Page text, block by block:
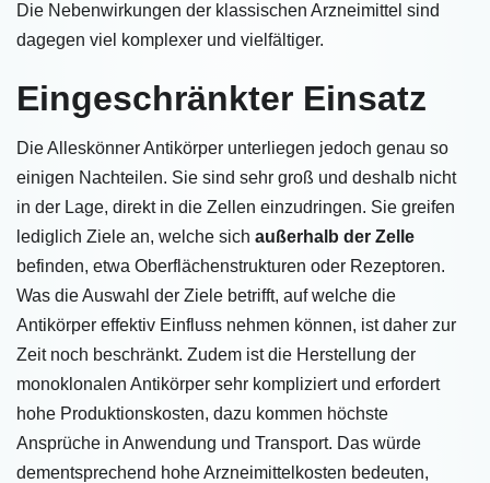
Die Nebenwirkungen der klassischen Arzneimittel sind
dagegen viel komplexer und vielfältiger.
Eingeschränkter Einsatz
Die Alleskönner Antikörper unterliegen jedoch genau so
einigen Nachteilen. Sie sind sehr groß und deshalb nicht
in der Lage, direkt in die Zellen einzudringen. Sie greifen
lediglich Ziele an, welche sich außerhalb der Zelle
befinden, etwa Oberflächenstrukturen oder Rezeptoren.
Was die Auswahl der Ziele betrifft, auf welche die
Antikörper effektiv Einfluss nehmen können, ist daher zur
Zeit noch beschränkt. Zudem ist die Herstellung der
monoklonalen Antikörper sehr kompliziert und erfordert
hohe Produktionskosten, dazu kommen höchste
Ansprüche in Anwendung und Transport. Das würde
dementsprechend hohe Arzneimittelkosten bedeuten,